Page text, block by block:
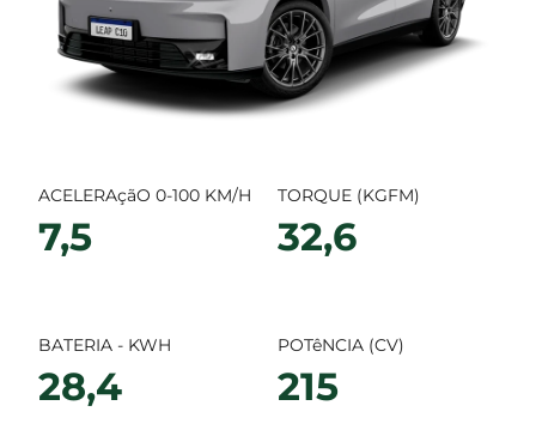
ACELERAçãO 0-100 KM/H
7,5
TORQUE (KGFM)
32,6
BATERIA - KWH
28,4
POTêNCIA (CV)
215